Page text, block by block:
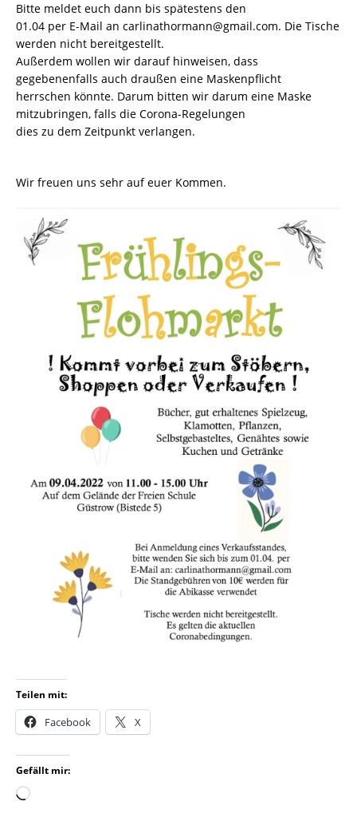
Bitte meldet euch dann bis spätestens den
01.04 per E-Mail an carlinathormann@gmail.com. Die Tische
werden nicht bereitgestellt.
Außerdem wollen wir darauf hinweisen, dass
gegebenenfalls auch draußen eine Maskenpflicht
herrschen könnte. Darum bitten wir darum eine Maske
mitzubringen, falls die Corona-Regelungen
dies zu dem Zeitpunkt verlangen.
Wir freuen uns sehr auf euer Kommen.
Teilen mit:
Facebook X
Gefällt mir: